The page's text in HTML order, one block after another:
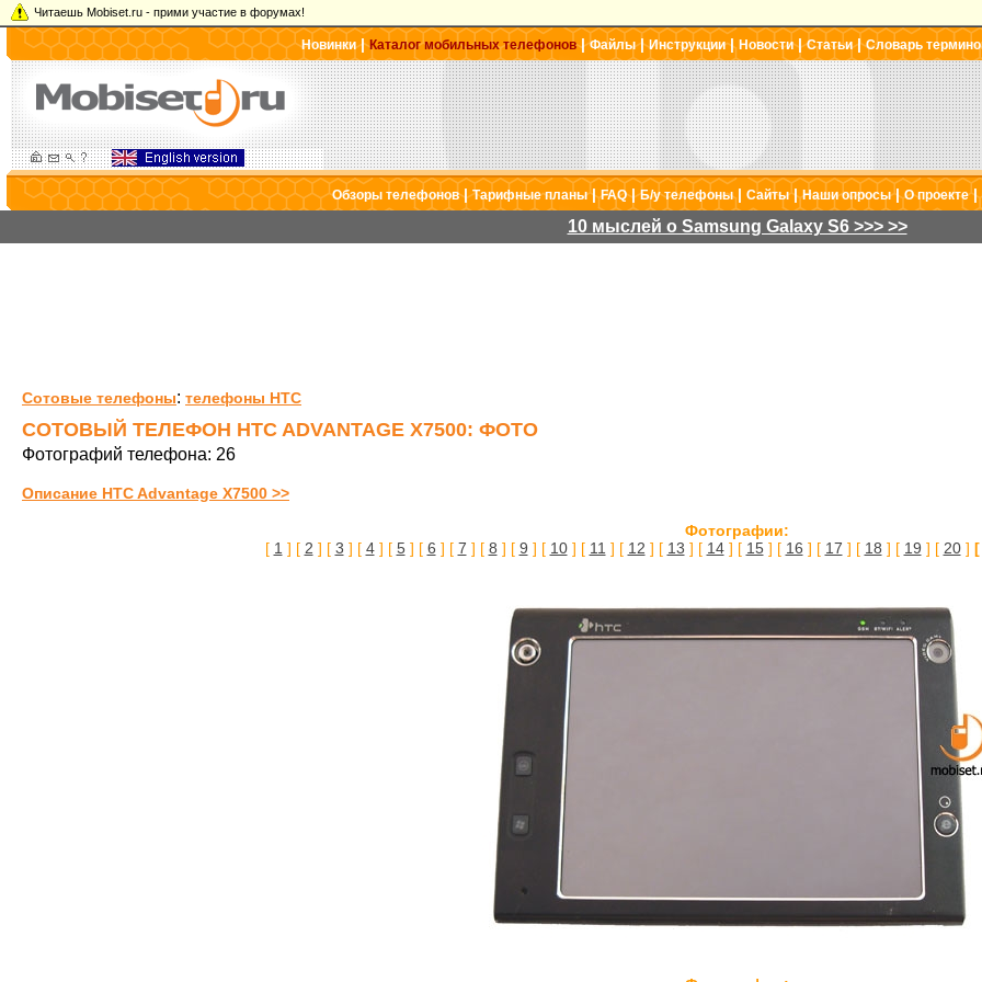
Читаешь Mobiset.ru - прими участие в форумах!
Новинки|Каталог мобильных телефонов|Файлы|Инструкции| Новости|Статьи|Словарь
Обзоры телефонов|Тарифные планы|FAQ|Б/у телефоны| Сайты|Наши опросы|О проекте|
10 мыслей о Samsung Galaxy S6 >>> >>
Сотовые телефоны: телефоны HTC
СОТОВЫЙ ТЕЛЕФОН HTC ADVANTAGE X7500: ФОТО
Фотографий телефона: 26
Описание HTC Advantage X7500 >>
Фотографии:
[ 1 ] [ 2 ] [ 3 ] [ 4] [ 5] [ 6 ] [ 7 ] [ 8 ] [ 9 ] [ 10] [ 11 ] [ 12 ] [ 13 ] [ 14] [ 15] [ 16 ] [ 17 ] [ 18 ] [ 19 ] [ 20] [